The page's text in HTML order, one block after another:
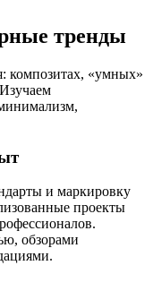
тренды
композитах, «умных»
и маркировку
проекты
обзорами